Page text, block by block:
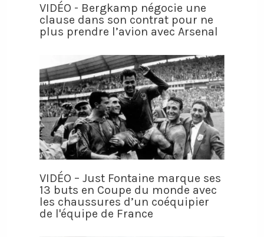
VIDÉO - Bergkamp négocie une
clause dans son contrat pour ne
plus prendre l’avion avec Arsenal
VIDÉO – Just Fontaine marque ses
13 buts en Coupe du monde avec
les chaussures d’un coéquipier
de l'équipe de France